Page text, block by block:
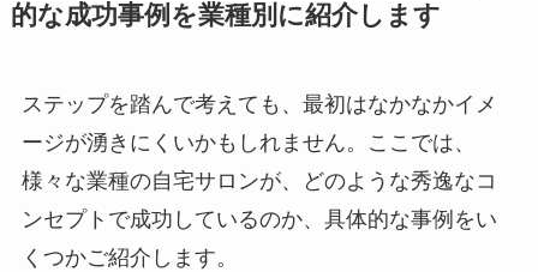
的な成功事例を業種別に紹介します
ステップを踏んで考えても、最初はなかなかイメ
ージが湧きにくいかもしれません。ここでは、
様々な業種の自宅サロンが、どのような秀逸なコ
ンセプトで成功しているのか、具体的な事例をい
くつかご紹介します。